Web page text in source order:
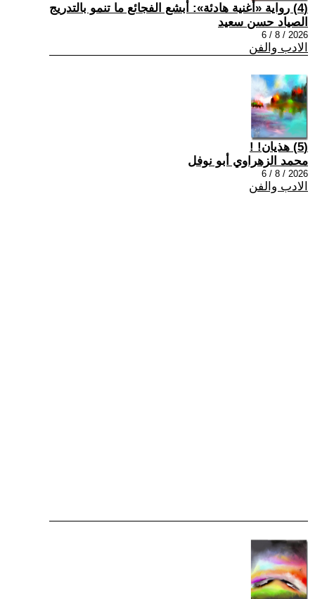
(4) رواية «أغنية هادئة»: أبشع الفجائع ما تنمو بالتدريج
الصياد حسن سعيد
2026 / 8 / 6
الادب والفن
(5) هذيان! !
محمد الزهراوي أبو نوفل
2026 / 8 / 6
الادب والفن